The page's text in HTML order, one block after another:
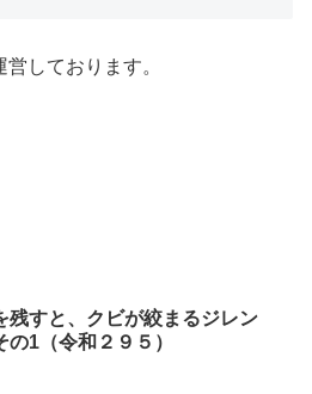
営しております。
残すと、クビが絞まるジレン
1（令和２９５）